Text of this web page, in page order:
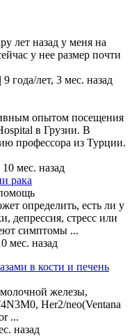
лет назад у меня на
у нее размер почти
| 9 года/лет, 3 мес. назад
опытом посещения
в Грузии. В
профессора из Турции.
10 мес. назад
рака
определить, есть ли у
депрессия, стресс или
симптомы ...
мес. назад
в кости и печень
железы,
Her2/neo(Ventana
...
назад